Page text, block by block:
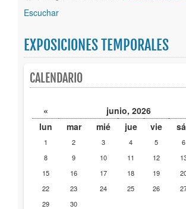
Espacios culturales
Actividades
Publicaciones
Trámites
Newsletter
Escuchar
EXPOSICIONES TEMPORALES
CALENDARIO
« junio, 2026
lun
mar mié jue vie
1 2 3 4 5 6
8
9 10 11 12
15
16 17 18 19
22
23 24 25 26
29
30